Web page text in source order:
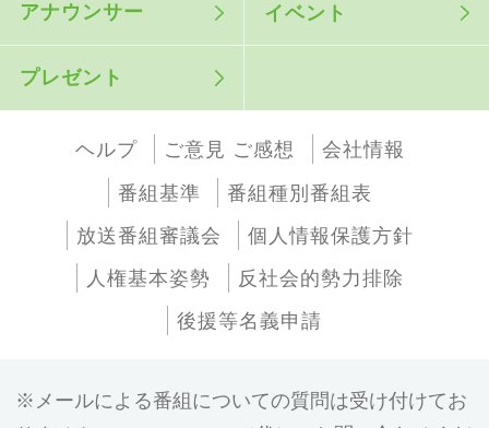
アナウンサー イベント
プレゼント
ヘルプ ご意見 ご感想
会社情報
番組基準
番組種別番組表
放送番組審議会
個人情報保護方針
人権基本姿勢
反社会的勢力排除
後援等名義申請
メールによる番組についての質問は受け付けてお